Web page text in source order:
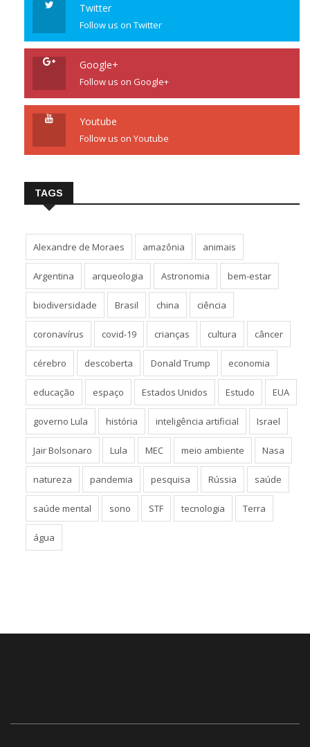
Twitter
Follow us on Twitter
Google+
Follow us on Google+
Youtube
Follow us on Youtube
TAGS
Alexandre de Moraes amazônia animais
Argentina arqueologia Astronomia bem-estar
biodiversidade Brasil china ciência
coronavírus covid-19 crianças cultura câncer
cérebro descoberta Donald Trump economia
educação espaço Estados Unidos Estudo EUA
governo Lula história inteligência artificial Israel
Jair Bolsonaro Lula MEC meio ambiente Nasa
natureza pandemia pesquisa Rússia saúde
saúde mental sono STF tecnologia Terra
água